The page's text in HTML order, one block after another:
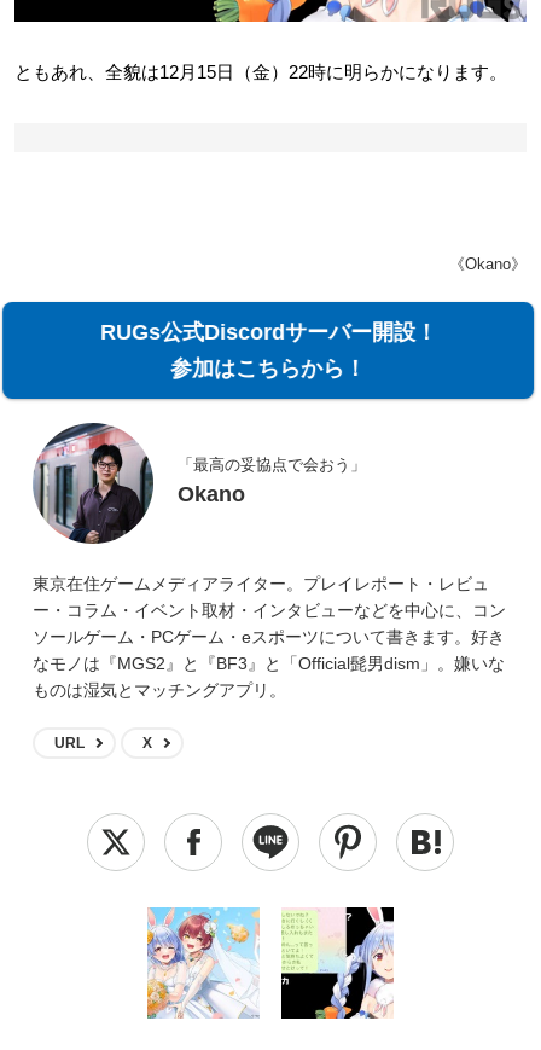
ともあれ、全貌は12月15日（金）22時に明らかになります。
《Okano》
RUGs公式Discordサーバー開設！
参加はこちらから！
「最高の妥協点で会おう」
Okano
東京在住ゲームメディアライター。プレイレポート・レビュ
ー・コラム・イベント取材・インタビューなどを中心に、コン
ソールゲーム・PCゲーム・eスポーツについて書きます。好き
なモノは『MGS2』と『BF3』と「Official髭男dism」。嫌いな
ものは湿気とマッチングアプリ。
URL X